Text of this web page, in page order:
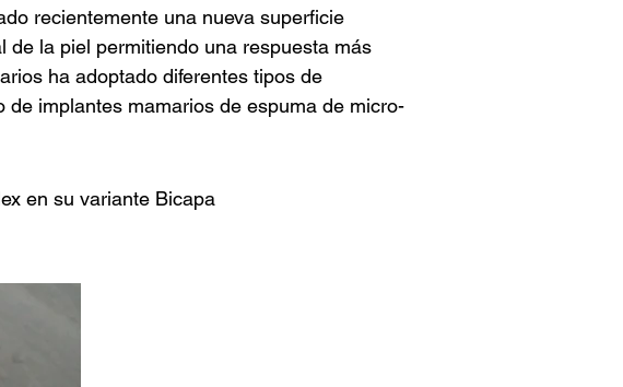
recientemente una nueva superficie
la piel permitiendo una respuesta más
ha adoptado diferentes tipos de
implantes mamarios de espuma de micro-
en su variante Bicapa